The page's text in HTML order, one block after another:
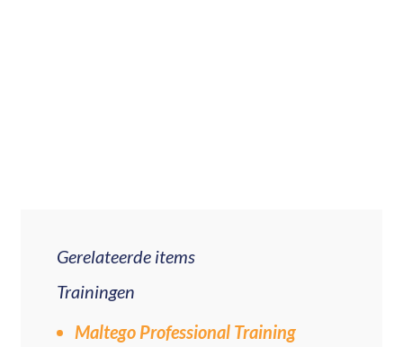
Gerelateerde items
Trainingen
Maltego Professional Training